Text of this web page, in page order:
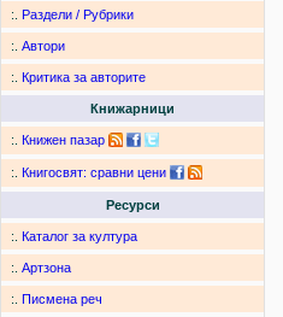
:. Раздели / Рубрики
:. Автори
:. Критика за авторите
Книжарници
:. Книжен пазар
:. Книгосвят: сравни цени
Ресурси
:. Каталог за култура
:. Артзона
:. Писмена реч